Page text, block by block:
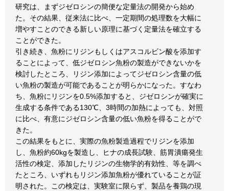
研究は、まずジゼロシンの簡便な定量法の開発から始め
た。その結果、従来法に比べ、一定期間の処理数を大幅に
増やすことのできる新しい原理に基づく定量法を確立する
ことができた。
引き続き、魚粉にリジンもしくはアスコルビン酸を添加す
ることによって、低ジゼロシン魚粉の製造ができないかを
検討したところ、リジン添加によってジゼロシン含量の低
い魚粉の製造が可能であることが明らかになった。すなわ
ち、魚粉にリジンを0.5%添加すると、ジゼロシンが確実に
生成する条件である130℃、3時間の加熱によっても、対照
に比べ、有意にジゼロシン含量の低い魚粉を得ることがで
きた。
この結果をもとに、実際の魚粉製造過程でリジンを添加
し、魚粉約60kgを製造し、ヒナの成長試験、筋胃潰瘍発生
活性の検定、添加したリジンの生物学的有効性、等を調べ
たところ、いずれもリジン添加魚粉が優れていることが証
明された。この検定は、実験室に限らず、製品を養鶏の現